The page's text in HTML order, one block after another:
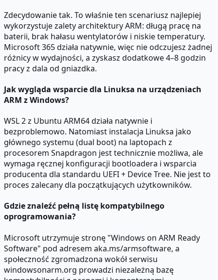
Zdecydowanie tak. To właśnie ten scenariusz najlepiej
wykorzystuje zalety architektury ARM: długą pracę na
baterii, brak hałasu wentylatorów i niskie temperatury.
Microsoft 365 działa natywnie, więc nie odczujesz żadnej
różnicy w wydajności, a zyskasz dodatkowe 4–8 godzin
pracy z dala od gniazdka.
Jak wygląda wsparcie dla Linuksa na urządzeniach
ARM z Windows?
WSL 2 z Ubuntu ARM64 działa natywnie i
bezproblemowo. Natomiast instalacja Linuksa jako
głównego systemu (dual boot) na laptopach z
procesorem Snapdragon jest technicznie możliwa, ale
wymaga ręcznej konfiguracji bootloadera i wsparcia
producenta dla standardu UEFI + Device Tree. Nie jest to
proces zalecany dla początkujących użytkowników.
Gdzie znaleźć pełną listę kompatybilnego
oprogramowania?
Microsoft utrzymuje stronę "Windows on ARM Ready
Software" pod adresem aka.ms/armsoftware, a
społeczność zgromadzona wokół serwisu
windowsonarm.org prowadzi niezależną bazę